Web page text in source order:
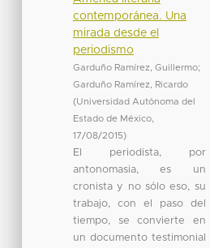
contemporánea. Una
mirada desde el
periodismo
Garduño Ramírez, Guillermo;
Garduño Ramírez, Ricardo
(Universidad Autónoma del
Estado de México,
17/08/2015)
El periodista, por
antonomasia, es un
cronista y no sólo eso, su
trabajo, con el paso del
tiempo, se convierte en
un documento testimonial